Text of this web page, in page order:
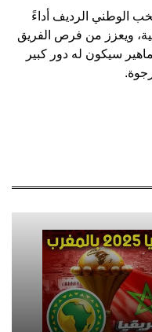
الوطني الرديف أداءً
ويعزز من فرص الفريق
سيكون له دور كبير